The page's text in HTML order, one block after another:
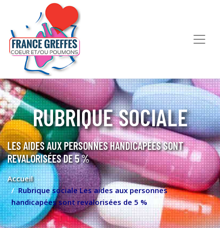
RUBRIQUE SOCIALE
LES AIDES AUX PERSONNES HANDICAPÉES SONT
REVALORISÉES DE 5 %
Accueil
Rubrique sociale Les aides aux personnes
handicapées sont revalorisées de 5 %